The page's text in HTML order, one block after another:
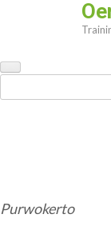
(Press
Enter)
Purwokerto